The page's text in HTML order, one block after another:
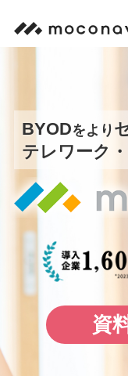
BYODをより
テレワーク
資